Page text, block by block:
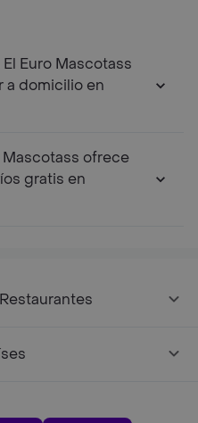
Euro Mascotass
a domicilio en
Mascotass ofrece
gratis en